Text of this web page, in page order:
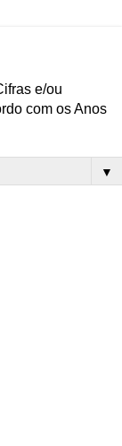
e/ou
com os Anos
▼